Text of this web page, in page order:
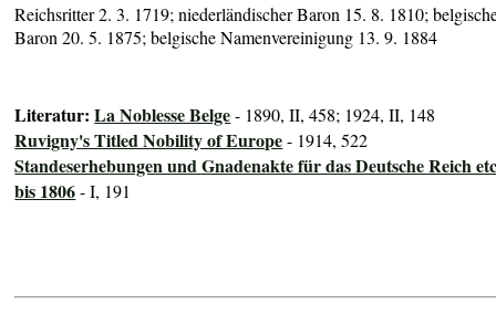
Reichsritter 2. 3. 1719; niederländischer Baron 15. 8. 1810;
Baron 20. 5. 1875; belgische Namenvereinigung 13. 9. 1884
Literatur:La Noblesse Belge- 1890, II, 458; 1924, II, 148
Ruvigny's Titled Nobility of Europe- 1914, 522
Standeserhebungen und Gnadenakte für das Deutsche Reich
bis 1806- I, 191